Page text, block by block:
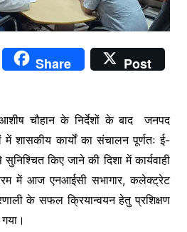
e
Share
Post
आशीष चौहान के निर्देशों के बाद जनपद
में शासकीय कार्यों का संचालन पूर्णतः ई-
किए जाने की दिशा में कार्यवाही
में आज एनआईसी सभागार, कलेक्ट्रेट
के सफल क्रियान्वयन हेतु प्रशिक्षण